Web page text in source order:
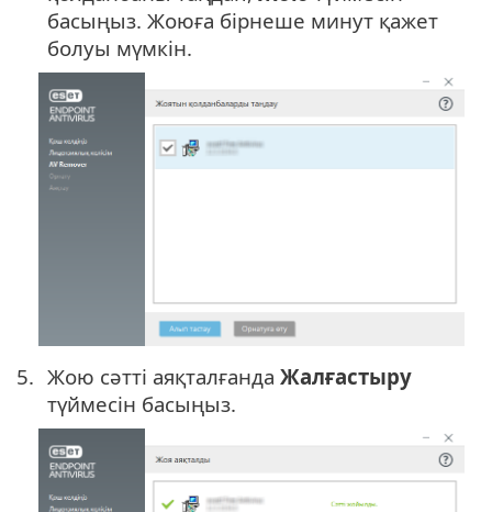
басыңыз. Жоюға бірнеше минут қажет
болуы мүмкін.
Жою сәтті аяқталғанда Жалғастыру
түймесін басыңыз.